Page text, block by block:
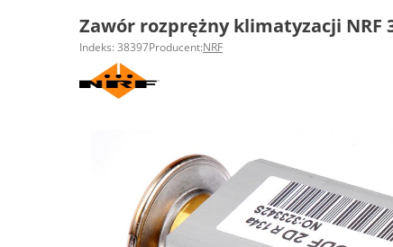
Zawór rozprężny klimatyzacji NRF
Indeks: 38397Producent:NRF